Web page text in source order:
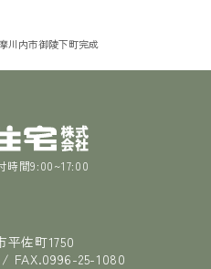
摩川内市御陵下町完成
時間9:00~17:00
平佐町1750
/ FAX.0996-25-1080